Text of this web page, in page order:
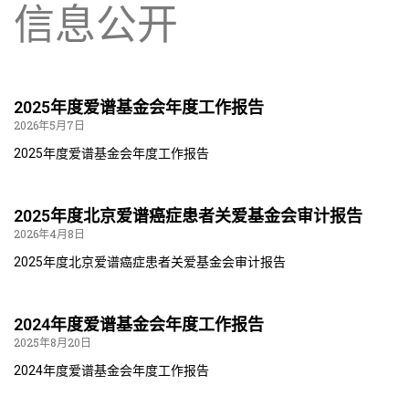
信息公开
2025年度爱谱基金会年度工作报告
2026年5月7日
2025年度爱谱基金会年度工作报告
2025年度北京爱谱癌症患者关爱基金会审计报告
2026年4月8日
2025年度北京爱谱癌症患者关爱基金会审计报告
2024年度爱谱基金会年度工作报告
2025年8月20日
2024年度爱谱基金会年度工作报告